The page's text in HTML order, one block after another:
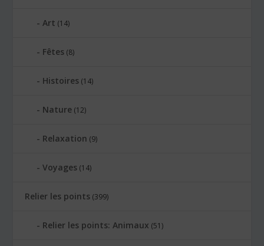
Art (14)
Fêtes (8)
Histoires (14)
Nature (12)
Relaxation (9)
Voyages (14)
Relier les points (399)
Relier les points: Animaux (51)